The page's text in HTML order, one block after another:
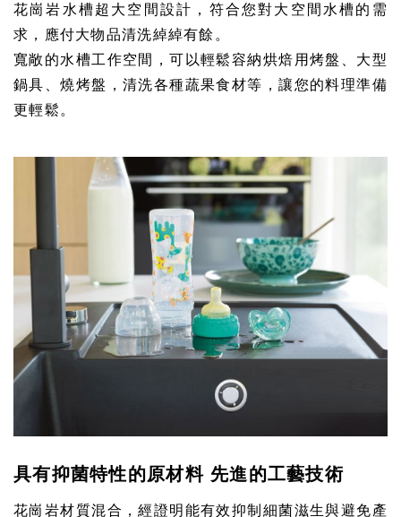
花崗岩水槽超大空間設計，符合您對大空間水槽的需
求，應付大物品清洗綽綽有餘。
寬敞的水槽工作空間，可以輕鬆容納烘焙用烤盤、大型
鍋具、燒烤盤，清洗各種蔬果食材等，讓您的料理準備
更輕鬆。
具有抑菌特性的原材料 先進的工藝技術
花崗岩材質混合，經證明能有效抑制細菌滋生與避免產